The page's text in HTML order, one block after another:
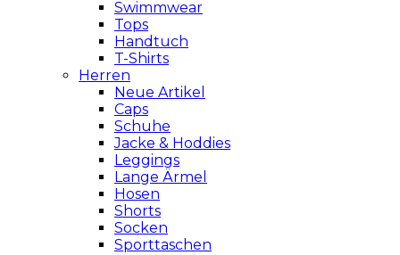
Swimmwear
Tops
Handtuch
T-Shirts
Herren
Neue Artikel
Caps
Schuhe
Jacke & Hoddies
Leggings
Lange Ärmel
Hosen
Shorts
Socken
Sporttaschen